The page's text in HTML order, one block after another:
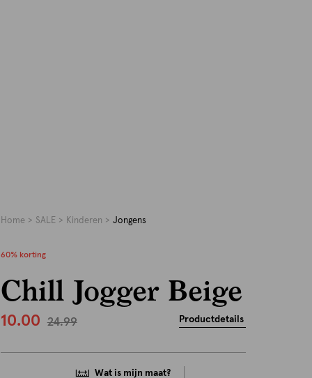
Home SALE Kinderen Jongens
60% korting
Chill Jogger Beige
10.00 24.99 Productdetails
Wat is mijn maat?